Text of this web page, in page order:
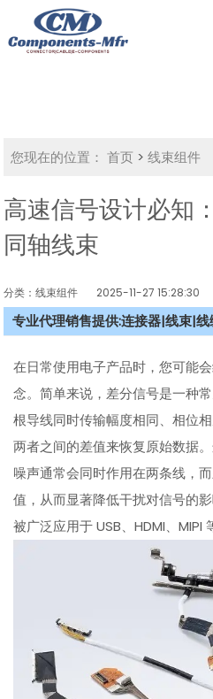
您现在的位置： 首页 >线束组件
高速信号设计必知
同轴线束
分类：线束组件 2025-11-27 15:28:30
专业代理销售提供:连接器|线束|
在日常使用电子产品时，您可能
念。简单来说，差分信号是一种
根导线同时传输幅度相同、相位
两者之间的差值来恢复原始数据
噪声通常会同时作用在两条线，
值，从而显著降低干扰对信号的
被广泛应用于 USB、HDMI、MIPI